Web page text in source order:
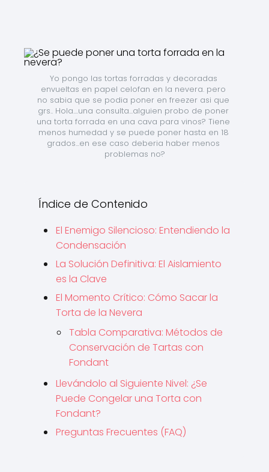
Yo pongo las tortas forradas y decoradas
envueltas en papel celofan en la nevera. pero
no sabia que se podia poner en freezer asi que
grs.. Hola....una consulta...alguien probo de poner
una torta forrada en una cava para vinos? Tiene
menos humedad y se puede poner hasta en 18
grados...en ese caso deberia haber menos
problemas no?
Índice de Contenido
El Enemigo Silencioso: Entendiendo la
Condensación
La Solución Definitiva: El Aislamiento
es la Clave
El Momento Crítico: Cómo Sacar la
Torta de la Nevera
Tabla Comparativa: Métodos de
Conservación de Tartas con
Fondant
Llevándolo al Siguiente Nivel: ¿Se
Puede Congelar una Torta con
Fondant?
Preguntas Frecuentes (FAQ)